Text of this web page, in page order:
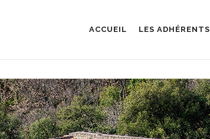
ACCUEIL LES ADHÉRENTS